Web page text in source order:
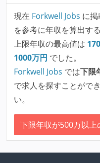
現在 Forkwell Jobs に
を参考に年収を算出する
上限年収の最高値は
1000万円 でした。
Forkwell Jobs では下限
で求人を探すことがで
い。
下限年収が500万以上